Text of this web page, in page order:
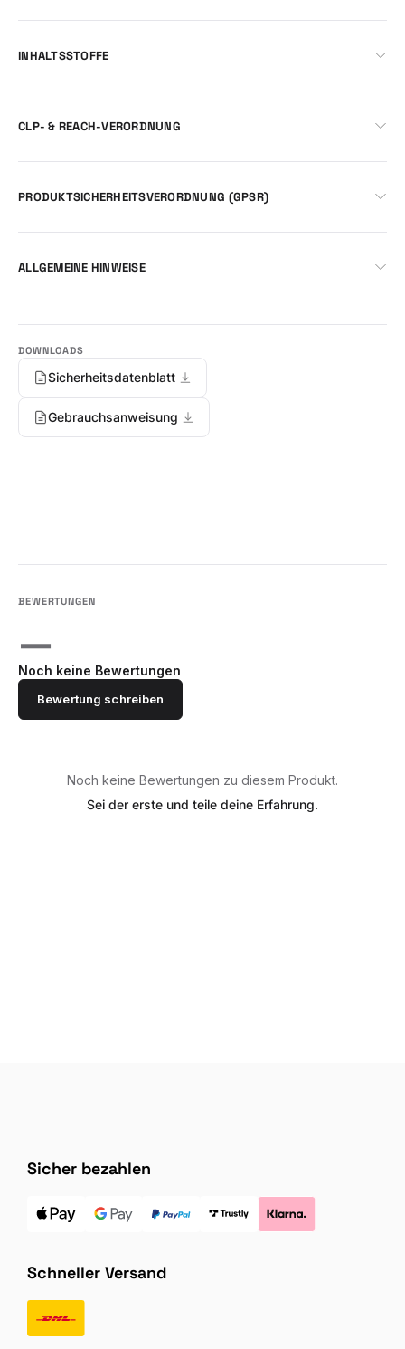
INHALTSSTOFFE
CLP- & REACH-VERORDNUNG
PRODUKTSICHERHEITSVERORDNUNG (GPSR)
ALLGEMEINE HINWEISE
Sicherheitsdatenblatt
Gebrauchsanweisung
—
Noch keine Bewertungen
Bewertung schreiben
Noch keine Bewertungen zu diesem Produkt.
Sei der erste und teile deine Erfahrung.
Sicher bezahlen
Schneller Versand